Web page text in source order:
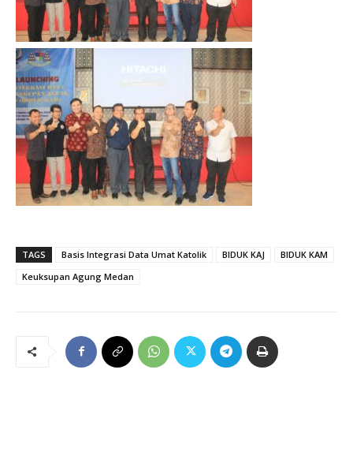
TAGS Basis Integrasi Data Umat Katolik BIDUK KAJ
BIDUK KAM
Keuksupan Agung Medan